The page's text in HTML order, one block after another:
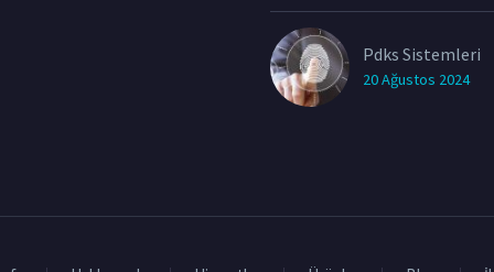
Pdks Sistemleri
20 Ağustos 2024